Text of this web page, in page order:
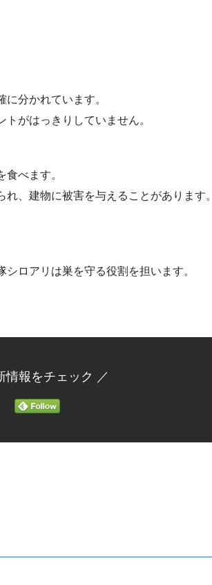
分かれています。
がはっきりしていません。
べます。
、建物に被害を与えることがあります。
ロアリは巣を守る役割を担います。
情報をチェック ／